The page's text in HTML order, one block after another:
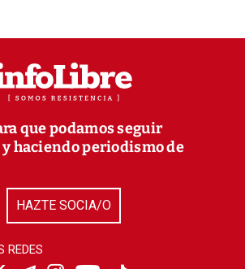
que podamos seguir
haciendo periodismo de
HAZTE SOCIA/O
REDES